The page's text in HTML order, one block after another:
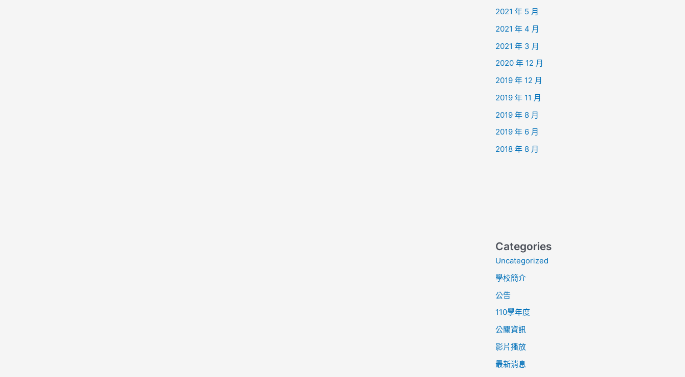
2021 年 5 月
2021 年 4 月
2021 年 3 月
2020 年 12 月
2019 年 12 月
2019 年 11 月
2019 年 8 月
2019 年 6 月
2018 年 8 月
Categories
Uncategorized
學校簡介
公告
110學年度
公關資訊
影片播放
最新消息